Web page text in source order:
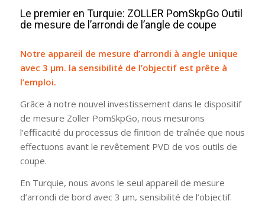
Le premier en Turquie: ZOLLER PomSkpGo Outil
de mesure de l’arrondi de l’angle de coupe
Notre appareil de mesure d’arrondi à angle unique
avec 3 µm. la sensibilité de l’objectif est prête à
l’emploi.
Grâce à notre nouvel investissement dans le dispositif
de mesure Zoller PomSkpGo, nous mesurons
l’efficacité du processus de finition de traînée que nous
effectuons avant le revêtement PVD de vos outils de
coupe.
En Turquie, nous avons le seul appareil de mesure
d’arrondi de bord avec 3 µm, sensibilité de l’objectif.